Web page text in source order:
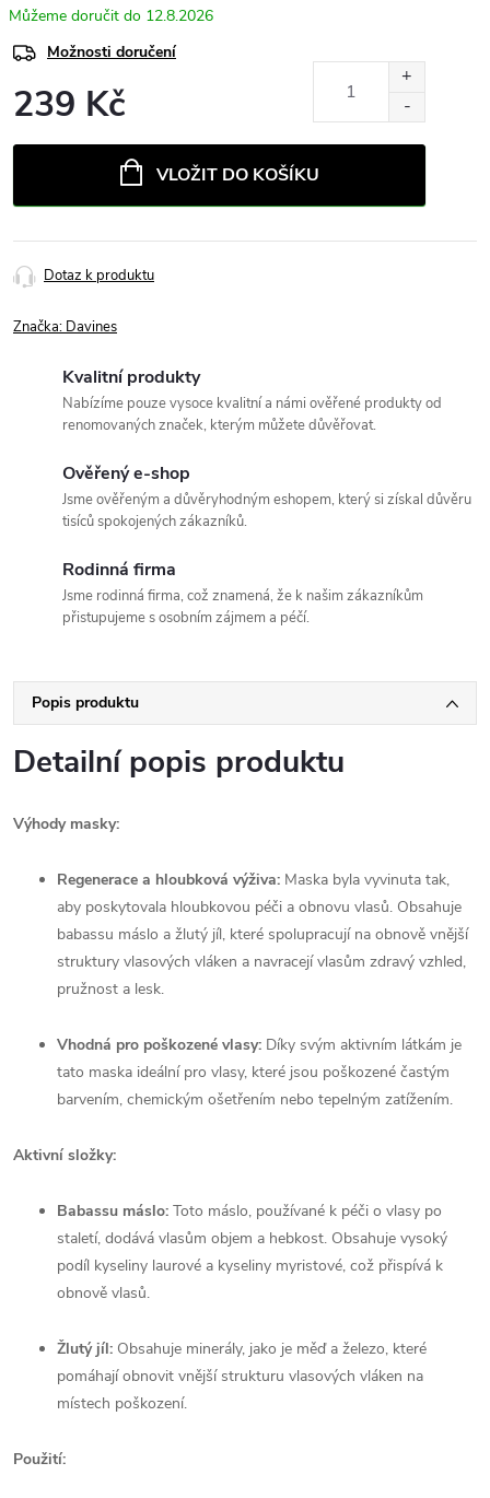
12.8.2026
Možnosti doručení
239 Kč
VLOŽIT DO KOŠÍKU
Dotaz k produktu
Značka: Davines
Kvalitní produkty
Nabízíme pouze vysoce kvalitní a námi ověřené produkty od
renomovaných značek, kterým můžete důvěřovat.
Ověřený e-shop
Jsme ověřeným a důvěryhodným eshopem, který si získal důvěru
tisíců spokojených zákazníků.
Rodinná firma
Jsme rodinná firma, což znamená, že k našim zákazníkům
přistupujeme s osobním zájmem a péčí.
Popis produktu
Detailní popis produktu
Výhody masky:
Regenerace a hloubková výživa: Maska byla vyvinuta tak,
aby poskytovala hloubkovou péči a obnovu vlasů. Obsahuje
babassu máslo a žlutý jíl, které spolupracují na obnově vnější
struktury vlasových vláken a navracejí vlasům zdravý vzhled,
pružnost a lesk.
Vhodná pro poškozené vlasy: Díky svým aktivním látkám je
tato maska ideální pro vlasy, které jsou poškozené častým
barvením, chemickým ošetřením nebo tepelným zatížením.
Aktivní složky:
Babassu máslo: Toto máslo, používané k péči o vlasy po
staletí, dodává vlasům objem a hebkost. Obsahuje vysoký
podíl kyseliny laurové a kyseliny myristové, což přispívá k
obnově vlasů.
Žlutý jíl: Obsahuje minerály, jako je měď a železo, které
pomáhají obnovit vnější strukturu vlasových vláken na
místech poškození.
Použití: